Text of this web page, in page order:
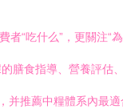
“吃什么”，更關注“
膳食指導、營養評估
推薦中糧體系內最